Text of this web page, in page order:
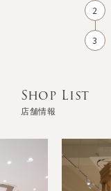
Shop List
店舗情報